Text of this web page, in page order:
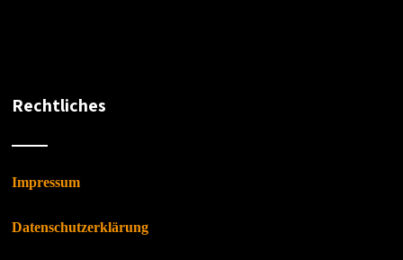
Rechtliches
Impressum
Datenschutzerklärung